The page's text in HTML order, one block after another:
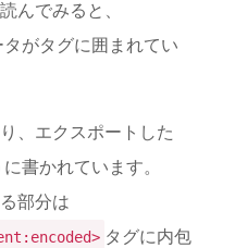
んでみると、
タがタグに囲まれてい
、エクスポートした
書かれています。
部分は
タグに内包